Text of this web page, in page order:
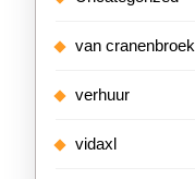
van cranenbroek
verhuur
vidaxl